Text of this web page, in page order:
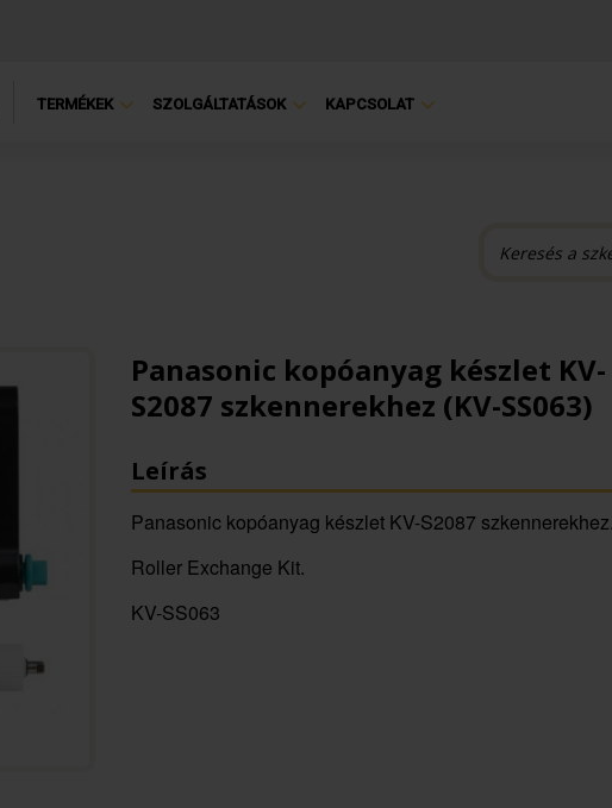
TERMÉKEK SZOLGÁLTATÁSOK KAPCSOLAT
Panasonic kopóanyag készlet KV-
S2087 szkennerekhez (KV-SS063)
Leírás
Panasonic kopóanyag készlet KV-S2087
Roller Exchange Kit.
KV-SS063